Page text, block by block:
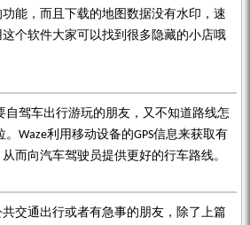
能，而且下载的地图数据没有水印，速
这个软件大家可以找到很多隐藏的小店哦
自驾车出行游玩的朋友，又不知道路线怎
。 Waze利用移动设备的GPS信息来获取有
而向汽车驾驶员提供更好的行车路线。
交通出行或者有急事的朋友，除了上篇